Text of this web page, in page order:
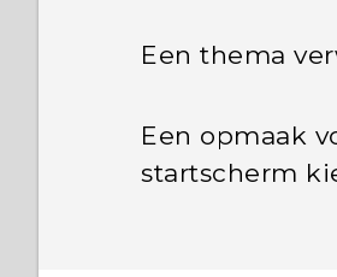
Een thema
Een opmaak
startscherm